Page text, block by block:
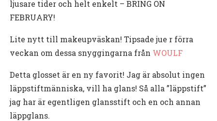
ljusare tider och helt enkelt – BRING ON
FEBRUARY!
Lite nytt till makeupväskan! Tipsade jue r förra
veckan om dessa snyggingarna från WOULF
Detta glosset är en ny favorit! Jag är absolut ingen
läppstiftmänniska, vill ha glans! Så alla ”läppstift”
jag har är egentligen glansstift och en och annan
läppglans.